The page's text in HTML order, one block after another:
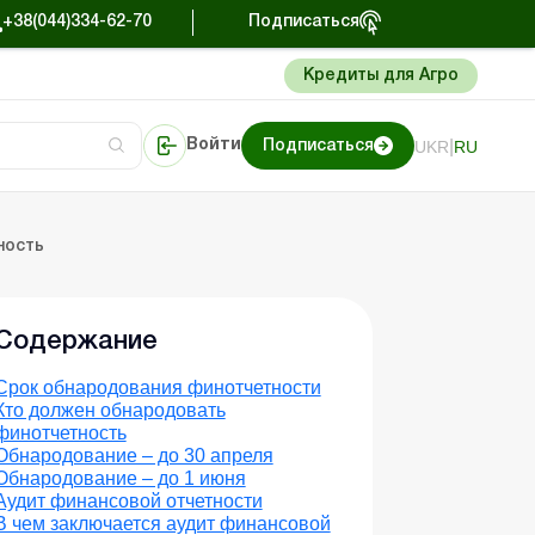
+38(044)334-62-70 Подписаться
Кредиты для Агро
Войти Подписаться UKR RU
обнародования финотчетности
должен обнародовать
– до 30 апреля
– до 1 июня
финансовой отчетности
чем заключается аудит финансовой